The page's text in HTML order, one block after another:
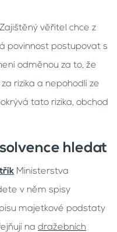
Zajištěný věřitel chce z
povinnost postupovat s
odměnou za to, že
rizika a nepohodlí ze
tato rizika, obchod
hledat
Ministerstva
v něm spisy
majetkové podstaty
na dražebních